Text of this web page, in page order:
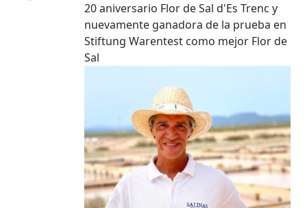
20 aniversario Flor de Sal d'Es Trenc y
nuevamente ganadora de la prueba en
Stiftung Warentest como mejor Flor de
Sal